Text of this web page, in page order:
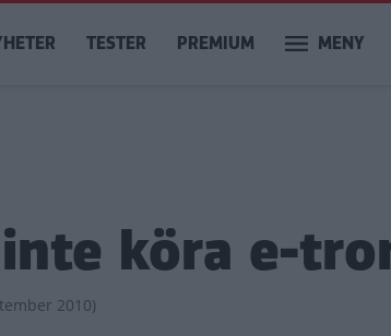
TESTER PREMIUM MENY
köra e-
2010)